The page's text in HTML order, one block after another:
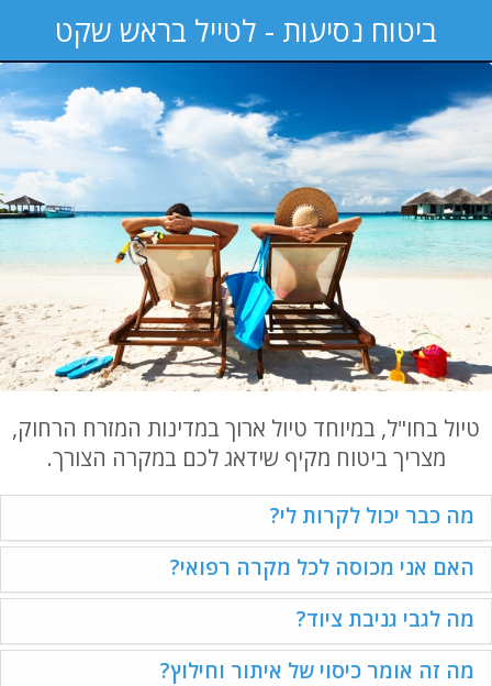
ביטוח נסיעות - לטייל בראש שקט
טיול בחו"ל, במיוחד טיול ארוך במדינות המזרח הרחוק,
מצריך ביטוח מקיף שידאג לכם במקרה הצורך.
מה כבר יכול לקרות לי?
האם אני מכוסה לכל מקרה רפואי?
מה לגבי גניבת ציוד?
מה זה אומר כיסוי של איתור וחילוץ?